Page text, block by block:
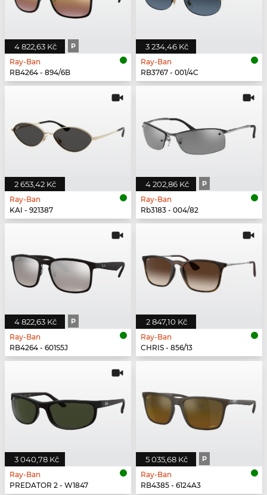
4 822,63 Kč P
Ray-Ban
RB4264 - 894/6B
3 234,46 Kč
Ray-Ban
RB3767 - 001/4C
2 653,42 Kč
Ray-Ban
KAI - 921387
4 202,86 Kč P
Ray-Ban
Rb3183 - 004/82
4 822,63 Kč P
Ray-Ban
RB4264 - 601S5J
2 847,10 Kč
Ray-Ban
CHRIS - 856/13
3 040,78 Kč
Ray-Ban
PREDATOR 2 - W1847
5 035,68 Kč P
Ray-Ban
RB4385 - 6124A3